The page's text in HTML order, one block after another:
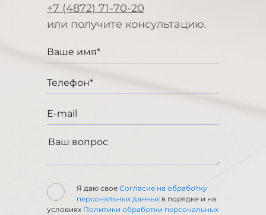
+7 (4872) 71-70-20
или получите консультацию.
Я даю свое Согласие на обработку
персональных данных в порядке и на
условиях Политики обработки персональных